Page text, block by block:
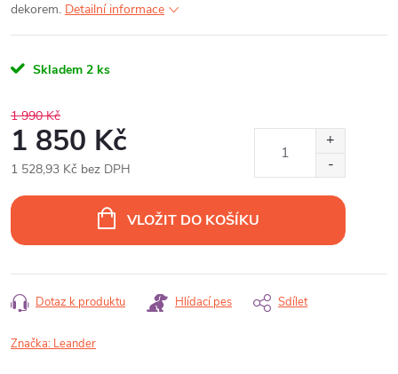
dekorem. Detailní informace
Skladem 2 ks
1 990 Kč
1 850 Kč
1 528,93 Kč bez DPH
cena:
VLOŽIT DO KOŠÍKU
Dotaz k produktu Hlídací pes Sdílet
Značka: Leander